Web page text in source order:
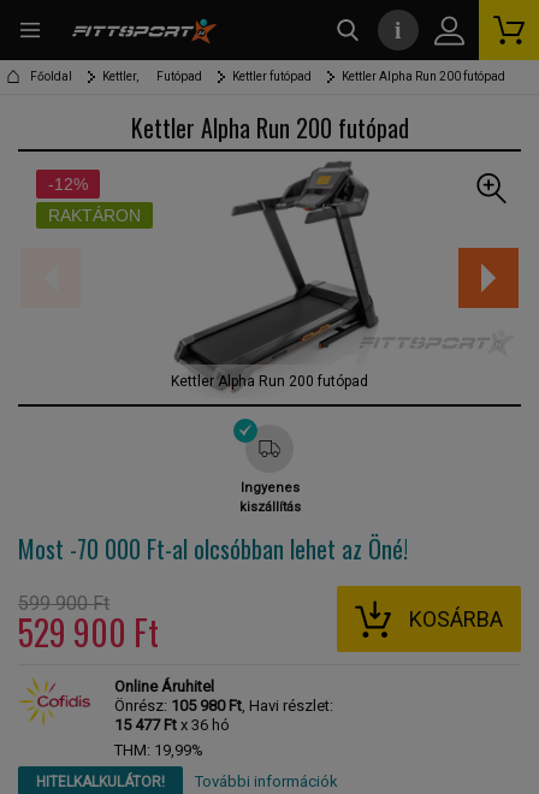
Főoldal Kettler, Futópad Kettler futópad Kettler Alpha Run 200 futópad
Kettler Alpha Run 200 futópad
-12%
RAKTÁRON
Kettler Alpha Run 200 futópad
Ingyenes
kiszállítás
Most -70 000 Ft-al olcsóbban lehet az Öné!
599 900 Ft
529 900 Ft KOSÁRBA
Online Áruhitel
Önrész: 105 980 Ft, Havi részlet:
15 477 Ft x 36 hó
THM: 19,99%
HITELKALKULÁTOR! További információk
i
kereső